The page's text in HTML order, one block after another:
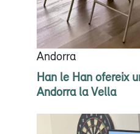
Andorra
Han le Han ofereix
Andorra la Vella